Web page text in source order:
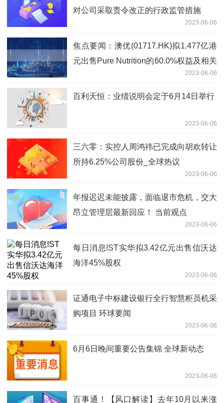
对公司采取责令改正的行政监管措施
2023-06-06
焦点要闻：澳优(01717.HK)拟1.477亿港
元出售Pure Nutrition的60.0%权益及相关
2023-06-06
百利天恒：业绩说明会定于6月14日举行
2023-06-06
三六零：实控人周鸿祎已完成向胡欢转让
所持6.25%公司股份_全球热议
2023-06-06
年报迟迟未能披露，面临退市危机，交大
昂立管理层最新回应！ 当前观点
2023-06-06
每日消息!ST实华拟3.42亿元出售信沃达
海洋45%股权
2023-06-06
证通电子中标建设银行全行智慧柜员机采
购项目 环球要闻
2023-06-06
6月6日晚间重要公告集锦 全球新动态
2023-06-06
百事通！【风口解读】去年10月以来涨